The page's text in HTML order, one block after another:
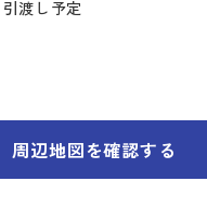
渡し予定
周辺地図を確認する